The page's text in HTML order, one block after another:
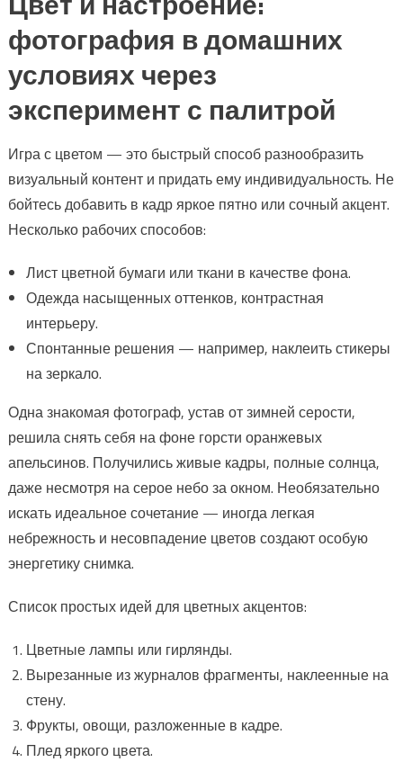
фотография в домашних
условиях через
эксперимент с палитрой
Игра с цветом — это быстрый способ разнообразить
визуальный контент и придать ему индивидуальность. Не
бойтесь добавить в кадр яркое пятно или сочный акцент.
Несколько рабочих способов:
Лист цветной бумаги или ткани в качестве фона.
Одежда насыщенных оттенков, контрастная
интерьеру.
Спонтанные решения — например, наклеить стикеры
на зеркало.
Одна знакомая фотограф, устав от зимней серости,
решила снять себя на фоне горсти оранжевых
апельсинов. Получились живые кадры, полные солнца,
даже несмотря на серое небо за окном. Необязательно
искать идеальное сочетание — иногда легкая
небрежность и несовпадение цветов создают особую
энергетику снимка.
Список простых идей для цветных акцентов:
Цветные лампы или гирлянды.
Вырезанные из журналов фрагменты, наклеенные на
стену.
Фрукты, овощи, разложенные в кадре.
Плед яркого цвета.